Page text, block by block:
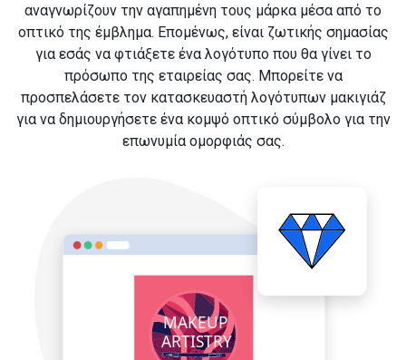
αναγνωρίζουν την αγαπημένη τους μάρκα μέσα από το
οπτικό της έμβλημα. Επομένως, είναι ζωτικής σημασίας
για εσάς να φτιάξετε ένα λογότυπο που θα γίνει το
πρόσωπο της εταιρείας σας. Μπορείτε να
προσπελάσετε τον κατασκευαστή λογότυπων μακιγιάζ
για να δημιουργήσετε ένα κομψό οπτικό σύμβολο για την
επωνυμία ομορφιάς σας.